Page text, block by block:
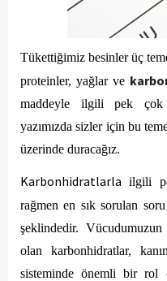
Tükettiğimiz besinler üç
proteinler, yağlar ve
maddeyle ilgili pek çok
yazımızda sizler için bu
üzerinde duracağız.
Karbonhidratlarla ilgili
rağmen en sık sorulan
şeklindedir.
olan karbonhidratlar,
sisteminde önemli bir rol